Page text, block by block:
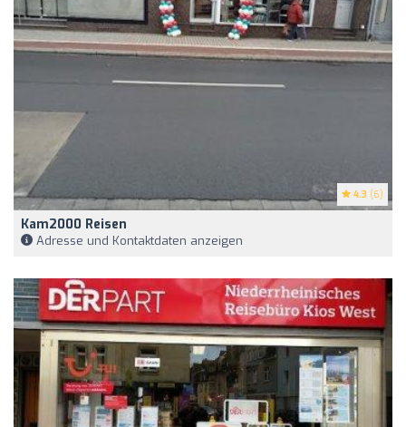
4.3 (6)
Kam2000 Reisen
Adresse und Kontaktdaten anzeigen